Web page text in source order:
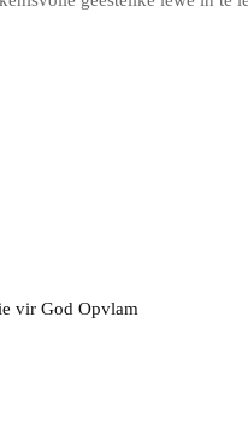
vir God Opvlam